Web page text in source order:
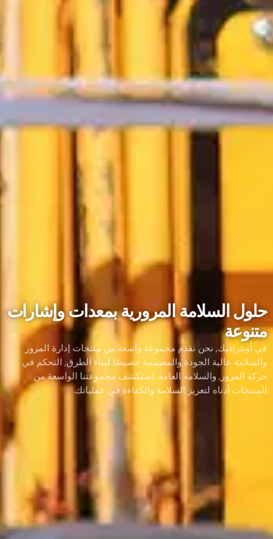
حلول السلامة المرورية بمعدات وإشارات
متنوعة
في أوبترافيك, نحن نقدم مجموعة واسعة من منتجات إدارة المرور
والسلامة عالية الجودة والمصممة خصيصًا لبناء الطرق, التحكم في
حركة المرور, والسلامة العامة. استكشف مجموعتنا الواسعة من
المنتجات أدناه لتعزيز السلامة والكفاءة في عملياتك.